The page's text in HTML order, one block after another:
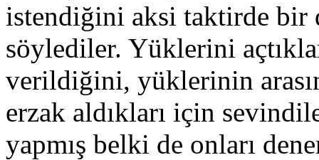
istendiğini aksi taktirde bir
söylediler. Yüklerini
verildiğini, yüklerinin
erzak aldıkları için
yapmış belki de onları